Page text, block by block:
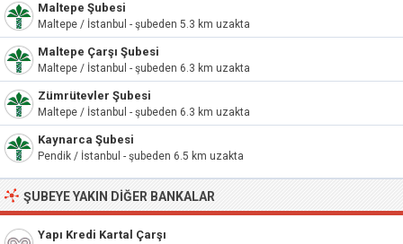
Maltepe Şubesi
Maltepe / İstanbul - şubeden 5.3 km uzakta
Maltepe Çarşı Şubesi
Maltepe / İstanbul - şubeden 6.3 km uzakta
Zümrütevler Şubesi
Maltepe / İstanbul - şubeden 6.3 km uzakta
Kaynarca Şubesi
Pendik / İstanbul - şubeden 6.5 km uzakta
ŞUBEYE YAKIN DIĞER BANKALAR
Yapı Kredi Kartal Çarşı